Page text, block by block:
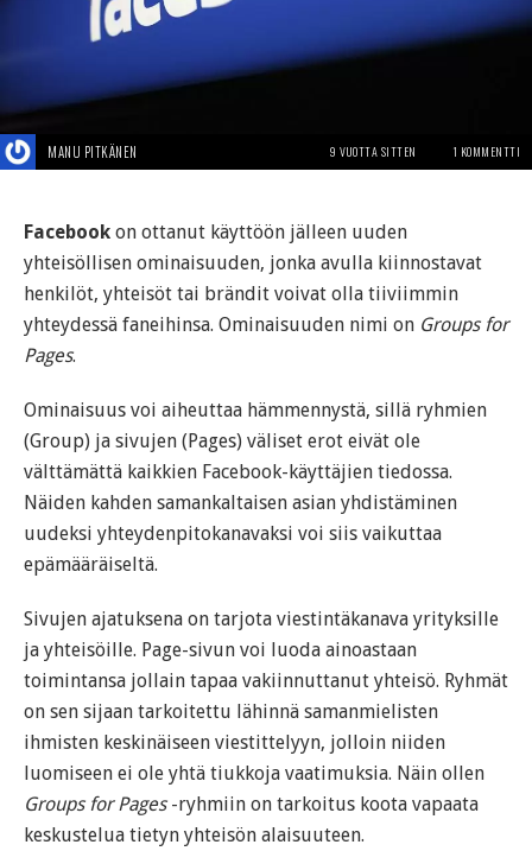
MANU PITKÄNEN 9 VUOTTA SITTEN 1 KOMMENTTI
Facebook on ottanut käyttöön jälleen uuden
yhteisöllisen ominaisuuden, jonka avulla kiinnostavat
henkilöt, yhteisöt tai brändit voivat olla tiiviimmin
yhteydessä faneihinsa. Ominaisuuden nimi on Groups for
Pages.
Ominaisuus voi aiheuttaa hämmennystä, sillä ryhmien
(Group) ja sivujen (Pages) väliset erot eivät ole
välttämättä kaikkien Facebook-käyttäjien tiedossa.
Näiden kahden samankaltaisen asian yhdistäminen
uudeksi yhteydenpitokanavaksi voi siis vaikuttaa
epämääräiseltä.
Sivujen ajatuksena on tarjota viestintäkanava yrityksille
ja yhteisöille. Page-sivun voi luoda ainoastaan
toimintansa jollain tapaa vakiinnuttanut yhteisö. Ryhmät
on sen sijaan tarkoitettu lähinnä samanmielisten
ihmisten keskinäiseen viestittelyyn, jolloin niiden
luomiseen ei ole yhtä tiukkoja vaatimuksia. Näin ollen
Groups for Pages-ryhmiin on tarkoitus koota vapaata
keskustelua tietyn yhteisön alaisuuteen.